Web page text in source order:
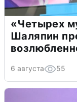
«Четырех
Шаляпин
6 августа 55